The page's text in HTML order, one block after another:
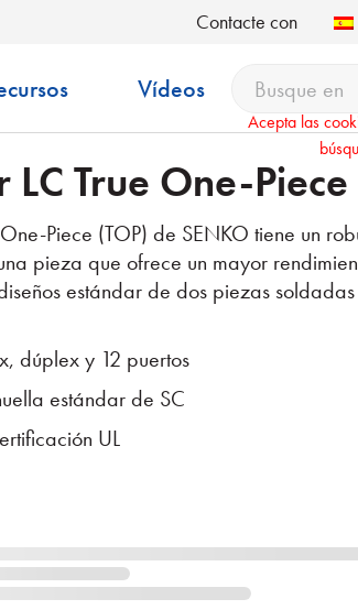
Contacte con
Vídeos
Acepta las
True One-Piece
Piece (TOP) de SENKO tiene un
pieza que ofrece un mayor
estándar de dos piezas
dúplex y 12 puertos
estándar de SC
UL